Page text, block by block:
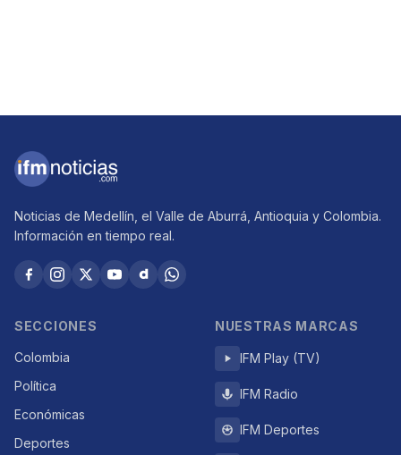
Noticias de Medellín, el Valle de Aburrá, Antioquia y Colombia.
Información en tiempo real.
SECCIONES
Colombia
Política
Económicas
Deportes
NUESTRAS MARCAS
IFM Play (TV)
IFM Radio
IFM Deportes